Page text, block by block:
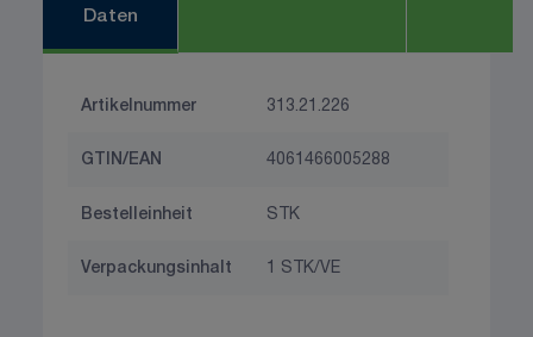
Daten
Artikelnummer 313.21.226
GTIN/EAN 4061466005288
Bestelleinheit STK
Verpackungsinhalt 1 STK/VE